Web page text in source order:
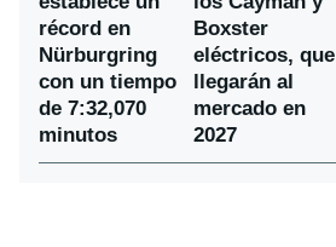
récord en
Nürburgring
con un tiempo
de 7:32,070
minutos
Boxster
eléctricos, que
llegarán al
mercado en
2027